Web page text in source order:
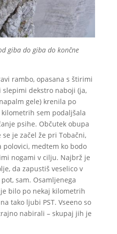
giba do giba do končne
rambo, opasana s štirimi
dekstro naboji (ja,
gele) krenila po
sem podaljšala
psihe. Občutek obupa
je začel že pri Tobačni,
polovici, medtem ko bodo
nogami v cilju. Najbrž je
da zapustiš veselico v
sam. Osamljenega
bilo po nekaj kilometrih
tako ljubi PST. Vseeno so
nabirali – skupaj jih je